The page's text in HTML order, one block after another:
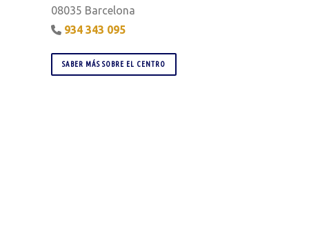
08035 Barcelona
934 343 095
SABER MÁS SOBRE EL CENTRO